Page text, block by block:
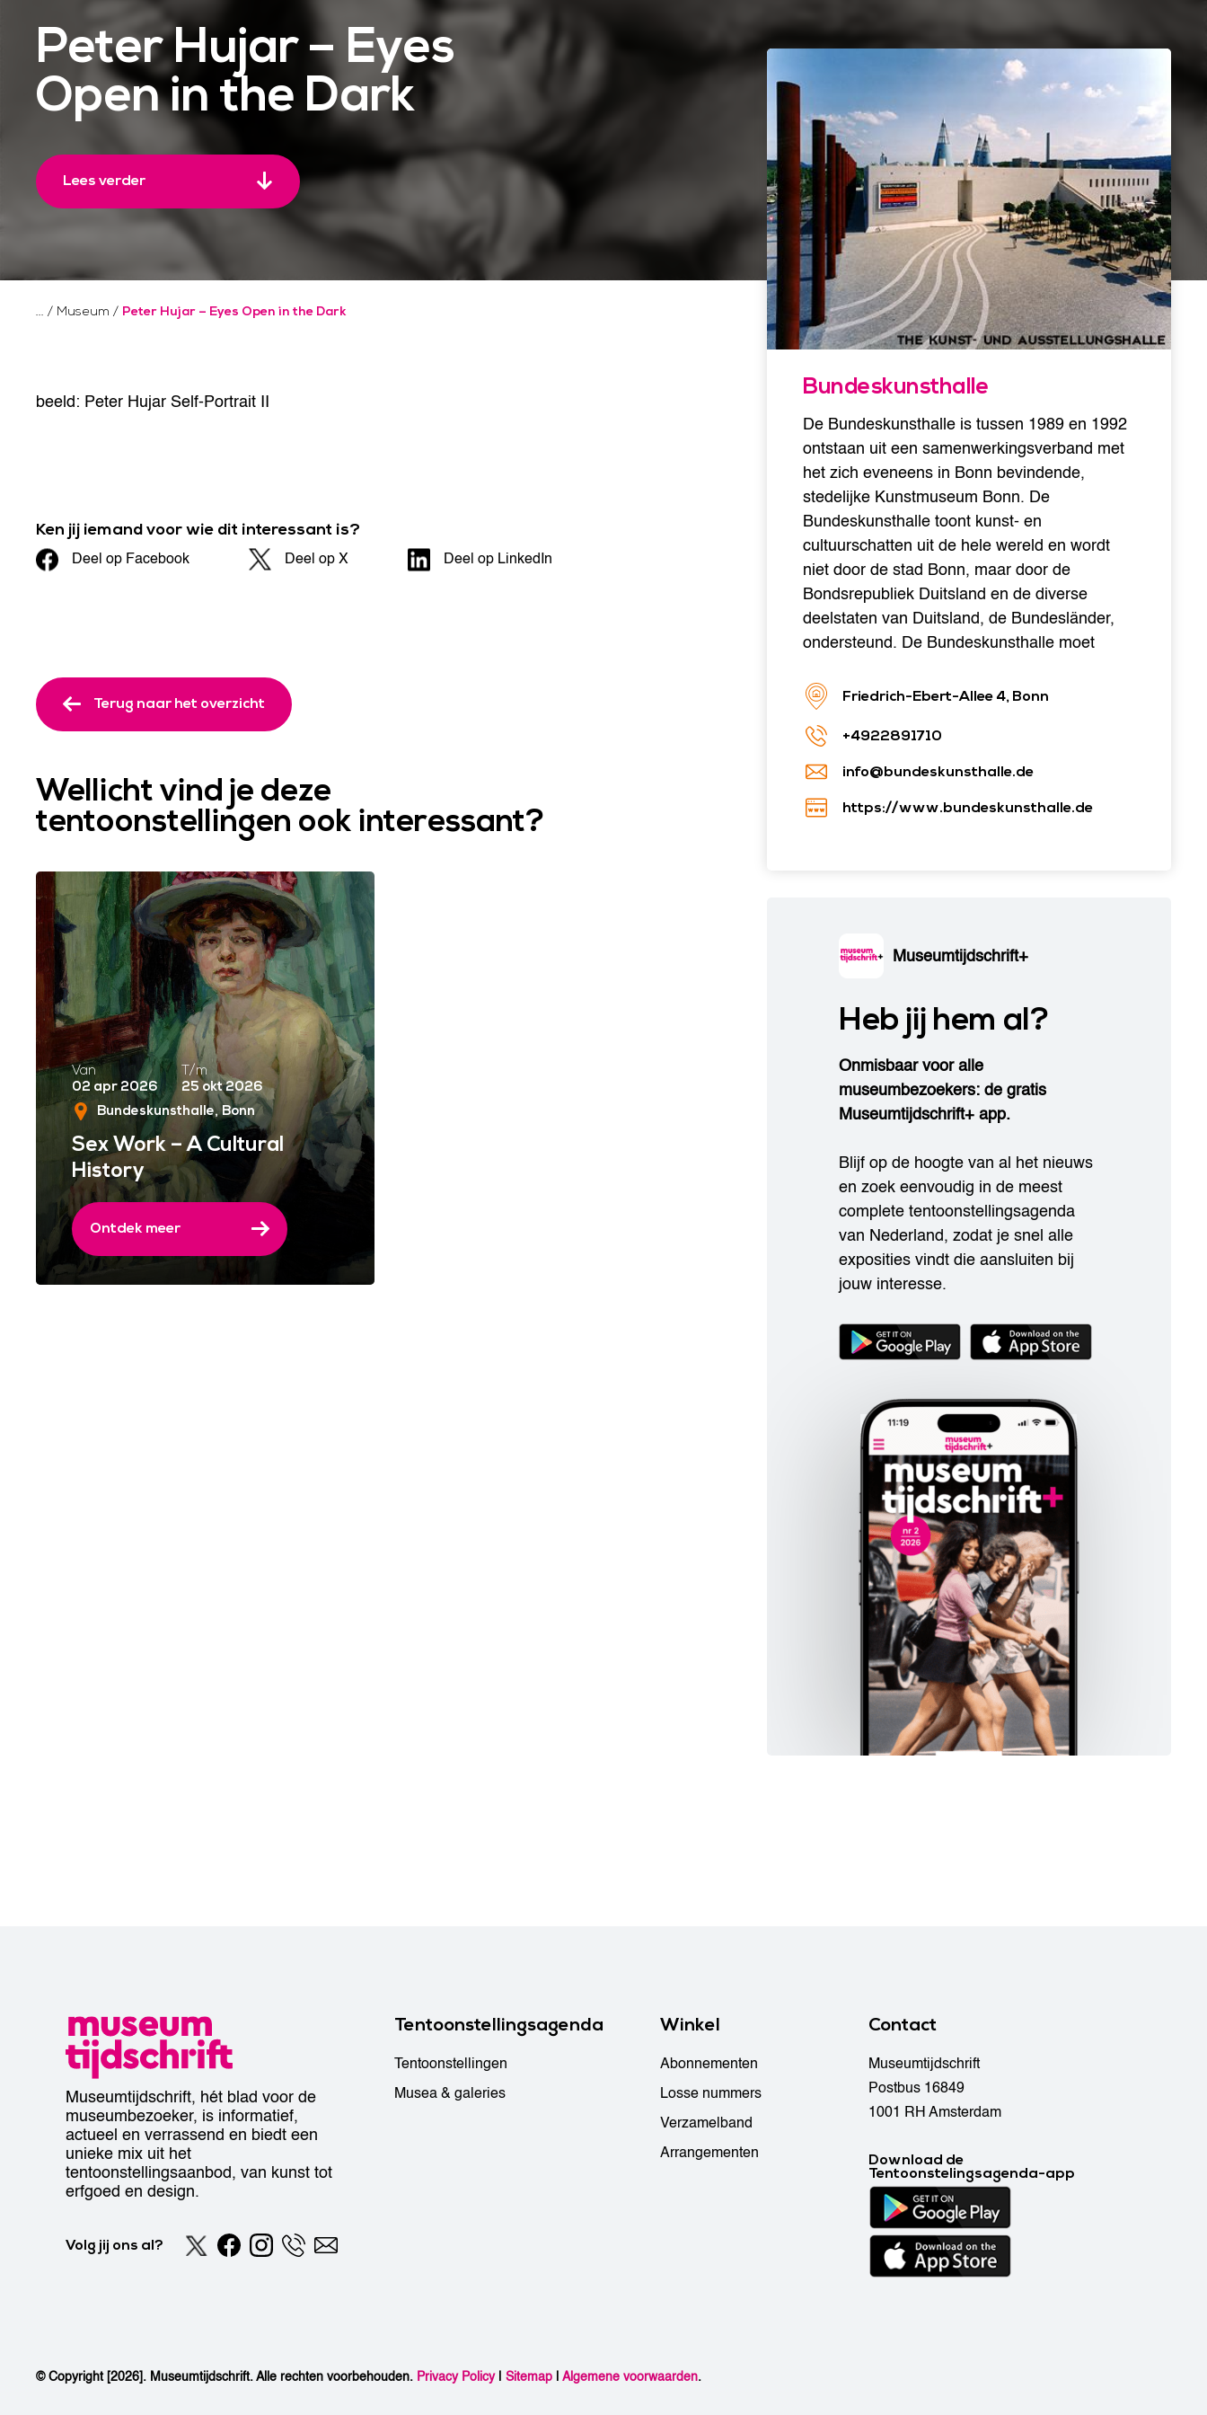
Peter Hujar – Eyes
Open in the Dark
Lees verder
/ Museum / Peter Hujar – Eyes Open in the Dark
beeld: Peter Hujar Self-Portrait II
Ken jij iemand voor wie dit interessant is?
Deel op Facebook Deel op X Deel op LinkedIn
Terug naar het overzicht
Wellicht vind je deze
tentoonstellingen ook interessant?
Van
02 apr 2026
T/m
25 okt 2026
Bundeskunsthalle Bonn
Sex Work – A Cultural
History
Ontdek meer
Bundeskunsthalle
De Bundeskunsthalle is tussen 1989 en 1992
ontstaan uit een samenwerkingsverband met
het zich eveneens in Bonn bevindende,
stedelijke Kunstmuseum Bonn. De
Bundeskunsthalle toont kunst- en
cultuurschatten uit de hele wereld en wordt
niet door de stad Bonn, maar door de
Bondsrepubliek Duitsland en de diverse
deelstaten van Duitsland, de Bundesländer,
ondersteund. De Bundeskunsthalle moet
Friedrich-Ebert-Allee 4, Bonn
+4922891710
info@bundeskunsthalle.de
https://www.bundeskunsthalle.de
Museumtijdschrift+
Heb jij hem al?
Onmisbaar voor alle
museumbezoekers: de gratis
Museumtijdschrift+ app.
Blijf op de hoogte van al het nieuws
en zoek eenvoudig in de meest
complete tentoonstellingsagenda
van Nederland, zodat je snel alle
exposities vindt die aansluiten bij
jouw interesse.
Museumtijdschrift, hét blad voor de
museumbezoeker, is informatief,
actueel en verrassend en biedt een
unieke mix uit het
tentoonstellingsaanbod, van kunst tot
erfgoed en design.
Volg jij ons al?
Tentoonstellingsagenda
Tentoonstellingen
Musea & galeries
Winkel
Abonnementen
Losse nummers
Verzamelband
Arrangementen
Contact
Museumtijdschrift
Postbus 16849
1001 RH Amsterdam
Download de
Tentoonstelingsagenda-app
© Copyright [2026]. Museumtijdschrift. Alle rechten voorbehouden. Privacy Policy| Sitemap |Algemene voorwaarden.